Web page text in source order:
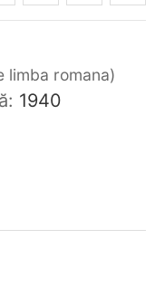
limba romana
1940